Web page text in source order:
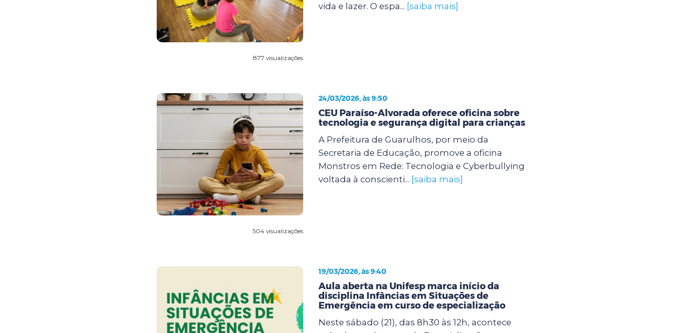
877 visualizações
vida e lazer. O espa... [saiba mais]
504 visualizações
24/03/2026, às 9:50
CEU Paraíso-Alvorada oferece oficina sobre
tecnologia e segurança digital para crianças
A Prefeitura de Guarulhos, por meio da
Secretaria de Educação, promove a oficina
Monstros em Rede: Tecnologia e Cyberbullying
voltada à conscienti... [saiba mais]
19/03/2026, às 9:40
Aula aberta na Unifesp marca início da
disciplina Infâncias em Situações de
Emergência em curso de especialização
Neste sábado (21), das 8h30 às 12h, acontece